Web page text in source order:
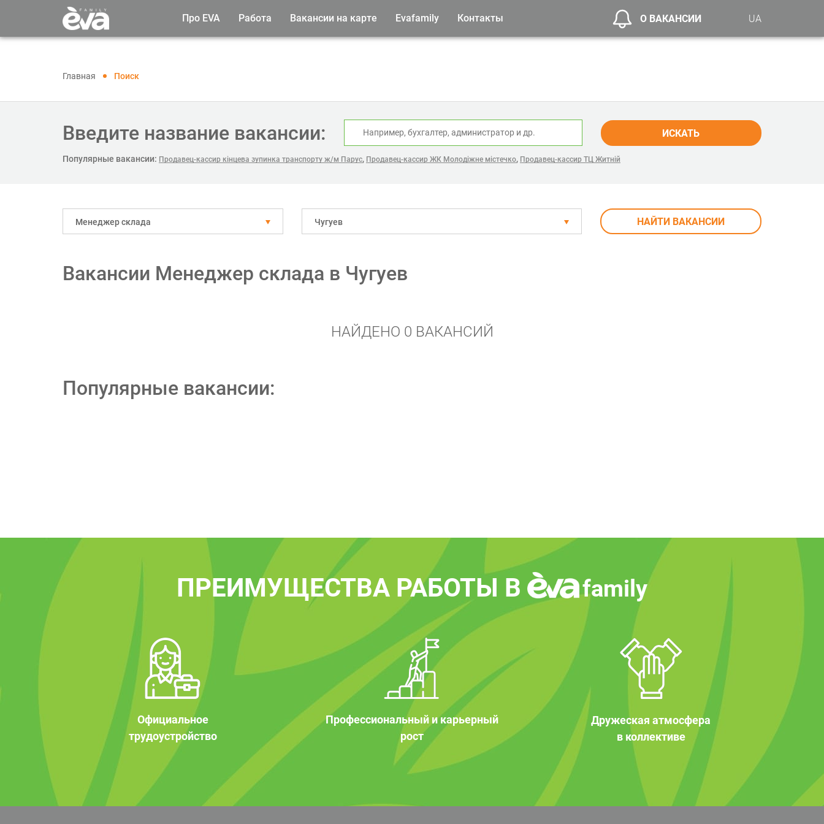
Про EVA Работа Вакансии на карте Evafamily Контакты О ВАКАНСИИ UA
Главная Поиск
Введите название вакансии: ИСКАТЬ
Популярные вакансии: Продавец-кассир кінцева зупинка транспорту ж/м Парус, Продавец-кассир ЖК Молодіжне містечко, Продавец-кассир ТЦ Житній
Менеджер склада Чугуев НАЙТИ ВАКАНСИИ
Вакансии Менеджер склада в Чугуев
НАЙДЕНО 0 ВАКАНСИЙ
Популярные вакансии:
ПРЕИМУЩЕСТВА РАБОТЫ В family
Официальное
трудоустройство
Профессиональный и карьерный
рост
Дружеская атмосфера
в коллективе